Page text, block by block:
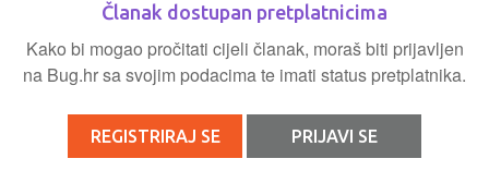
Članak dostupan pretplatnicima
Kako bi mogao pročitati cijeli članak, moraš biti prijavljen
na Bug.hr sa svojim podacima te imati status pretplatnika.
REGISTRIRAJ SE PRIJAVI SE